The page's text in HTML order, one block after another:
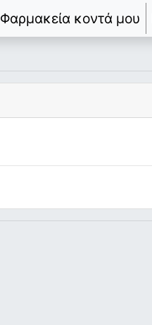
Φαρμακεία κοντά μου